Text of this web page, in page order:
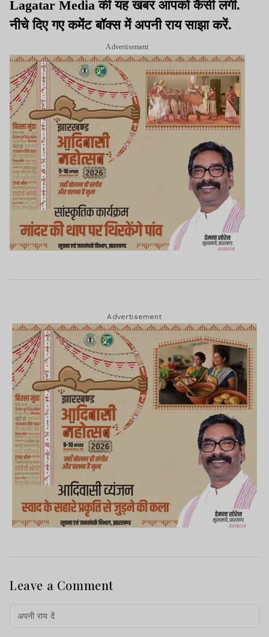
Lagatar Media की यह खबर आपको कैसी लगी.
नीचे दिए गए कमेंट बॉक्स में अपनी राय साझा करें.
Advertisement
Advertisement
Leave a Comment